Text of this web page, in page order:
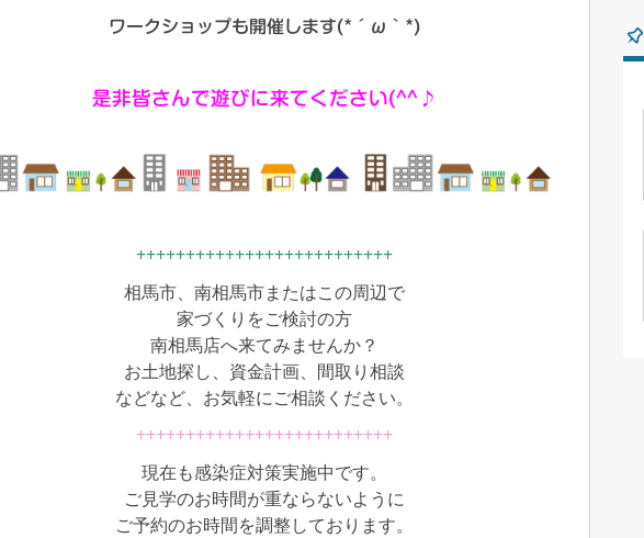
ワークショップも開催します(*´ω｀*)
是非皆さんで遊びに来てください(^^♪
++++++++++++++++++++++++++
相馬市、南相馬市またはこの周辺で
家づくりをご検討の方
南相馬店へ来てみませんか？
お土地探し、資金計画、間取り相談
などなど、お気軽にご相談ください。
++++++++++++++++++++++++++
現在も感染症対策実施中です。
ご見学のお時間が重ならないように
ご予約のお時間を調整しております。